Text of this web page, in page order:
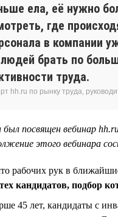
ела, её нужно
где
в
брать по
труда.
hh.ru по рынку труда,
был посвящен вебинар
этого вебинара
рабочих рук в
кандидатов, подбор
45 лет, кандидаты с